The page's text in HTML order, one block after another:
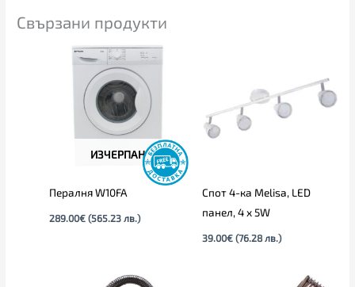
Свързани продукти
ИЗЧЕРПАН
Пералня W10FA
289.00€ (565.23 лв.)
Спот 4-ка Melisa, LED
панел, 4 х 5W
39.00€ (76.28 лв.)